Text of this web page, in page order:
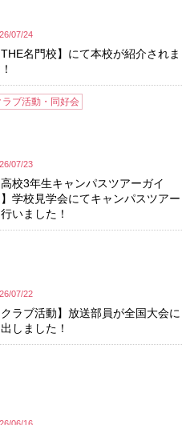
07/24
THE名門校】にて本校が紹介されま
ラブ活動・同好会
07/23
高校3年生キャンパスツアーガイ
】学校見学会にてキャンパスツアー
いました！
07/22
クラブ活動】放送部員が全国大会に
しました！